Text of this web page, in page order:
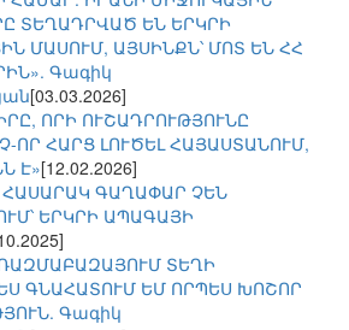
ՏԵՂԱԴՐՎԱԾ ԵՆ ԵՐԿՐԻ
ՄԱՍՈՒՄ, ԱՅՍԻՆՔՆ՝ ՄՈՏ ԵՆ ՀՀ
Գագիկ
[03.03.2026]
ՈՐԻ ՈՒՇԱԴՐՈՒԹՅՈՒՆԸ
ՈՐ ՀԱՐՑ ԼՈՒԾԵԼ ՀԱՅԱՍՏԱՆՈՒՄ,
Է»[12.02.2026]
ՀԱՍԱՐԱԿ ԳԱՂԱՓԱՐ ՉԵՆ
ԵՐԿՐԻ ԱՊԱԳԱՅԻ
ՏԵՂԻ
ԳՆԱՀԱՏՈՒՄ ԵՄ ՈՐՊԵՍ ԽՈՇՈՐ
Գագիկ